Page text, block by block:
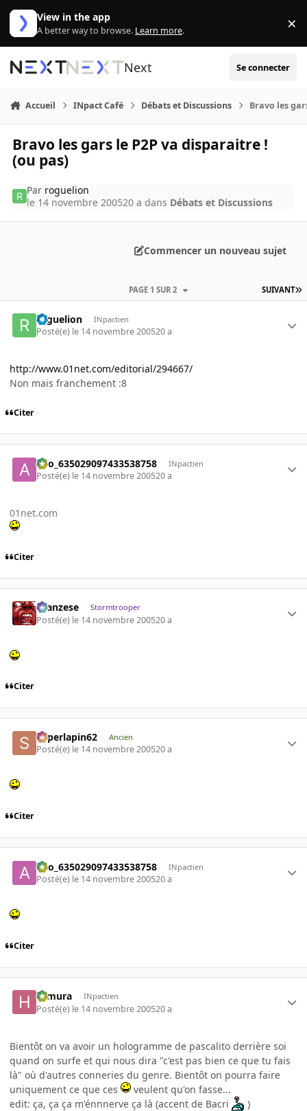
Aller au contenu
View in the app
A better way to browse. Learn more. ×
Next Se connecter
Accueil INpact Café Débats et Discussions Bravo les
Bravo les gars le P2P va disparaitre !
(ou pas)
Par roguelion
le 14 novembre 200520 a dans Débats et Discussions
Commencer un nouveau sujet
SUIVANT
PAGE 1 SUR 2
roguelion INpactien
Posté(e) le 14 novembre 200520 a
http://www.01net.com/editorial/294667/
Non mais franchement :8
Citer
ano_635029097433538758 INpactien
Posté(e) le 14 novembre 200520 a
01net.com
Citer
ilcanzese Stormtrooper
Posté(e) le 14 novembre 200520 a
Citer
superlapin62 Ancien
Posté(e) le 14 novembre 200520 a
Citer
ano_635029097433538758 INpactien
Posté(e) le 14 novembre 200520 a
Citer
Himura INpactien
Posté(e) le 14 novembre 200520 a
Bientôt on va avoir un hologramme de pascalito derrière soi
quand on surfe et qui nous dira "c'est pas bien ce que tu fais
là" où d'autres conneries du genre. Bientôt on pourra faire
uniquement ce que ces
veulent qu'on fasse...
edit: ça, ça ça m'énnnerve ça là (accent de Bacri
)